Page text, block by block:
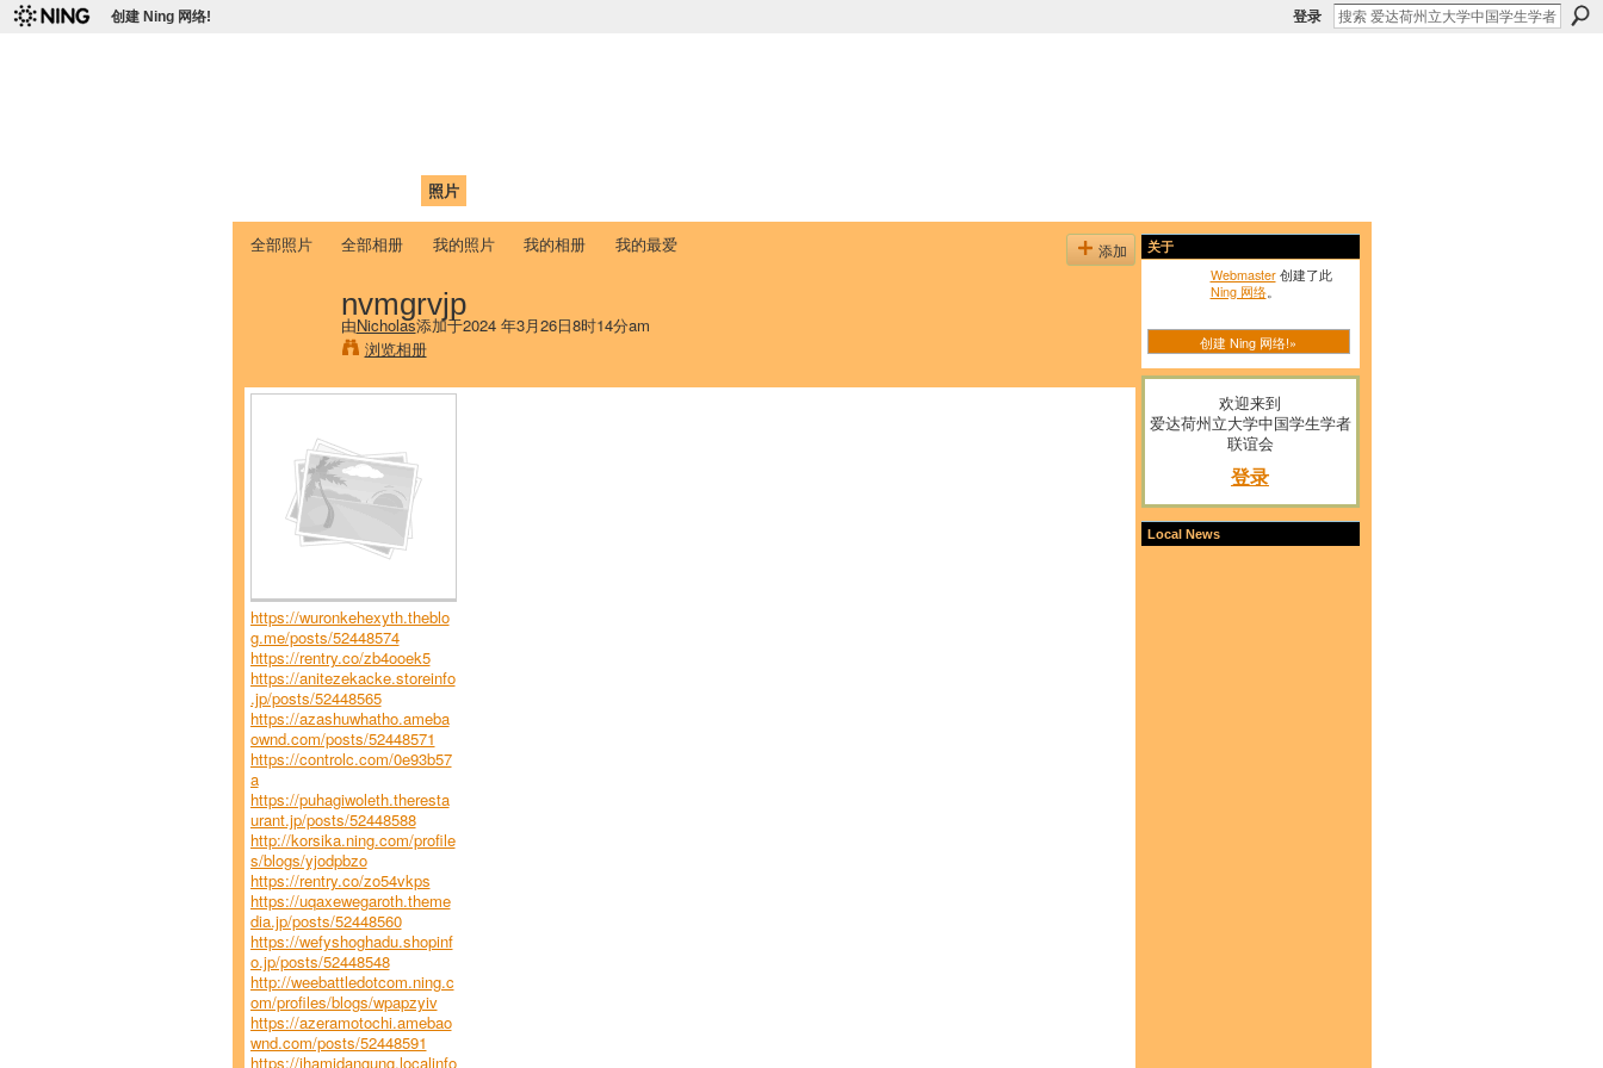
创建 Ning 网络! 登录
照片
全部照片 全部相册 我的照片 我的相册 我的最爱 添加
nvmgrvjp
由Nicholas添加于2024 年3月26日8时14分am
浏览相册
https://wuronkehexyth.theblo
g.me/posts/52448574
https://rentry.co/zb4ooek5
https://anitezekacke.storeinfo
.jp/posts/52448565
https://azashuwhatho.ameba
ownd.com/posts/52448571
https://controlc.com/0e93b57
a
https://puhagiwoleth.theresta
urant.jp/posts/52448588
http://korsika.ning.com/profile
s/blogs/yjodpbzo
https://rentry.co/zo54vkps
https://uqaxewegaroth.theme
dia.jp/posts/52448560
https://wefyshoghadu.shopinf
o.jp/posts/52448548
http://weebattledotcom.ning.c
om/profiles/blogs/wpapzyiv
https://azeramotochi.amebao
wnd.com/posts/52448591
https://ihamidangung.localinfo
关于
Webmaster创建了此
Ning 网络。
创建 Ning 网络!»
欢迎来到
爱达荷州立大学中国学生学者
联谊会
登录
Local News